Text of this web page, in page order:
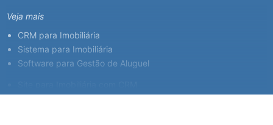
Veja mais
CRM para Imobiliária
Sistema para Imobiliária
Software para Gestão de Aluguel